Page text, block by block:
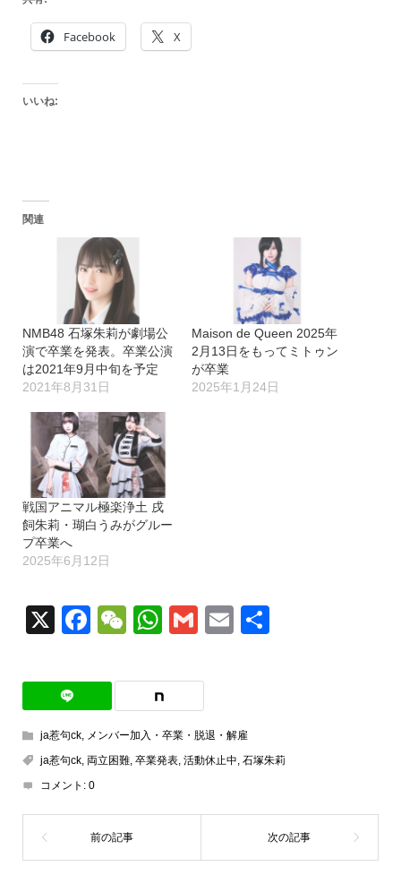
Facebook X
いいね:
関連
NMB48 石塚朱莉が劇場公
演で卒業を発表。卒業公演
は2021年9月中旬を予定
2021年8月31日
Maison de Queen 2025年
2月13日をもってミトゥン
が卒業
2025年1月24日
戦国アニマル極楽浄土 戌
飼朱莉・瑚白うみがグルー
プ卒業へ
2025年6月12日
X Facebook
WeChat
WhatsApp
GmailEmail
ja惹句ck, メンバー加入・卒業・脱退・解雇
ja惹句ck, 両立困難, 卒業発表, 活動休止中, 石塚朱莉
コメント: 0